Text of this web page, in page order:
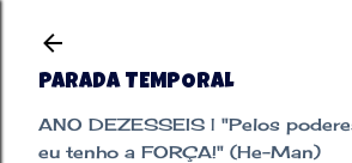
PARADA TEMPORAL
ANO DEZESSEIS | "Pelos
eu tenho a FORÇA!" (He-Man)